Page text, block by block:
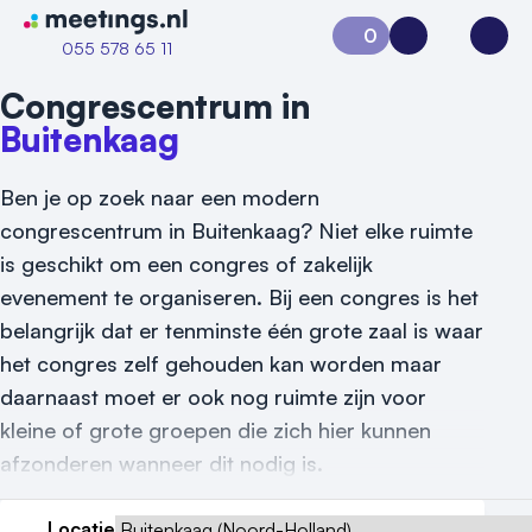
Naar home van Meetings
055 578 65 11
Vraag locatie aan
0
Aanvraag 0Inloggen
Congrescentrum in
Buitenkaag
Ben je op zoek naar een modern
congrescentrum in Buitenkaag? Niet elke ruimte
is geschikt om een congres of zakelijk
evenement te organiseren. Bij een congres is het
belangrijk dat er tenminste één grote zaal is waar
het congres zelf gehouden kan worden maar
daarnaast moet er ook nog ruimte zijn voor
kleine of grote groepen die zich hier kunnen
afzonderen wanneer dit nodig is.